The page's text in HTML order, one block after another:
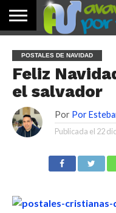
PALABRA
DE HOY
DEVOCIONALES
NOTICIAS
TESTIMONIOS
ORACIONES
SOBRE
NOSOTROS
IMÁGENES
POSTALES DE NAVIDAD
Feliz
el salvador
Por Por
Publicada el 22